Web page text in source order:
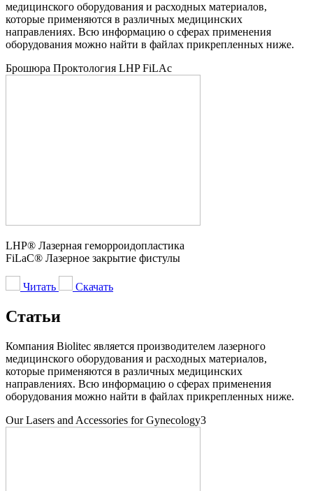
медицинского оборудования и расходных материалов,
которые применяются в различных медицинских
направлениях. Всю информацию о сферах применения
оборудования можно найти в файлах прикрепленных ниже.
Брошюра Проктология LHP FiLAc
LHP® Лазерная геморроидопластика
FiLaC® Лазерное закрытие фистулы
Читать Скачать
Статьи
Компания Biolitec является производителем лазерного
медицинского оборудования и расходных материалов,
которые применяются в различных медицинских
направлениях. Всю информацию о сферах применения
оборудования можно найти в файлах прикрепленных ниже.
Our Lasers and Accessories for Gynecology3